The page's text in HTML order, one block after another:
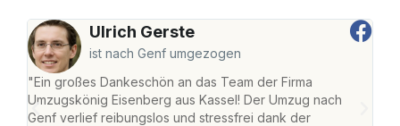
Ulrich Gerste
ist nach Genf umgezogen
"Ein großes Dankeschön an das Team der Firma
Umzugskönig Eisenberg aus Kassel! Der Umzug nach
Genf verlief reibungslos und stressfrei dank der